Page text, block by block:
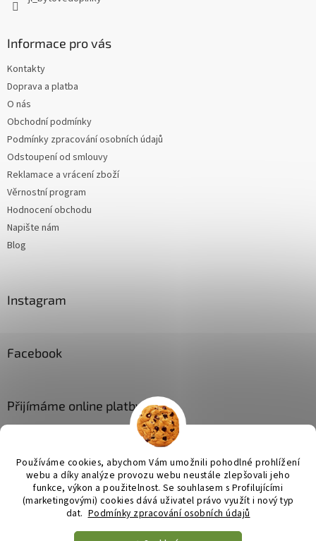
Používáme cookies, abychom Vám umožnili pohodlné prohlížení
webu a díky analýze provozu webu neustále zlepšovali jeho
funkce, výkon a použitelnost. Se souhlasem s Profilujícími
(marketingovými) cookies dává uživatel právo využít i nový typ
dat. Podmínky zpracování osobních údajů
Informace pro vás
Kontakty
Doprava a platba
O nás
Obchodní podmínky
Podmínky zpracování osobních údajů
Odstoupení od smlouvy
Reklamace a vrácení zboží
Věrnostní program
Hodnocení obchodu
Napište nám
Blog
Instagram
Facebook
Přijímáme online platby
Vytvořil Shoptet